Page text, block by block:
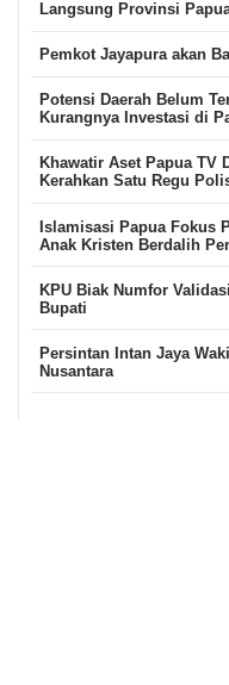
Langsung Provinsi
Pemkot Jayapura akan
Potensi Daerah Belum
Kurangnya Investasi di
Khawatir Aset Papua TV
Kerahkan Satu Regu
Islamisasi Papua Fokus
Anak Kristen Berdalih
KPU Biak Numfor
Bupati
Persintan Intan Jaya
Nusantara